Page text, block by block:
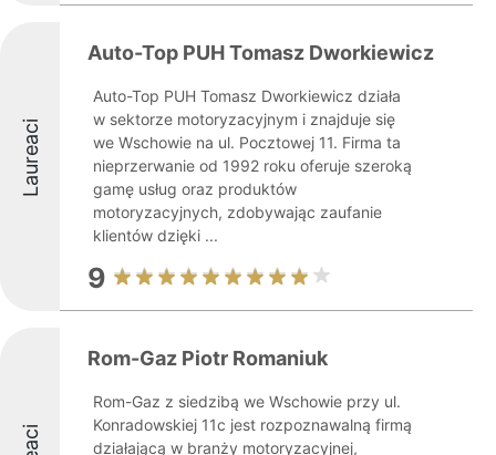
Laureaci
Auto-Top PUH Tomasz Dworkiewicz
Auto-Top PUH Tomasz Dworkiewicz działa
w sektorze motoryzacyjnym i znajduje się
we Wschowie na ul. Pocztowej 11. Firma ta
nieprzerwanie od 1992 roku oferuje szeroką
gamę usług oraz produktów
motoryzacyjnych, zdobywając zaufanie
klientów dzięki ...
9
Rom-Gaz Piotr Romaniuk
Rom-Gaz z siedzibą we Wschowie przy ul.
Konradowskiej 11c jest rozpoznawalną firmą
działającą w branży motoryzacyjnej,